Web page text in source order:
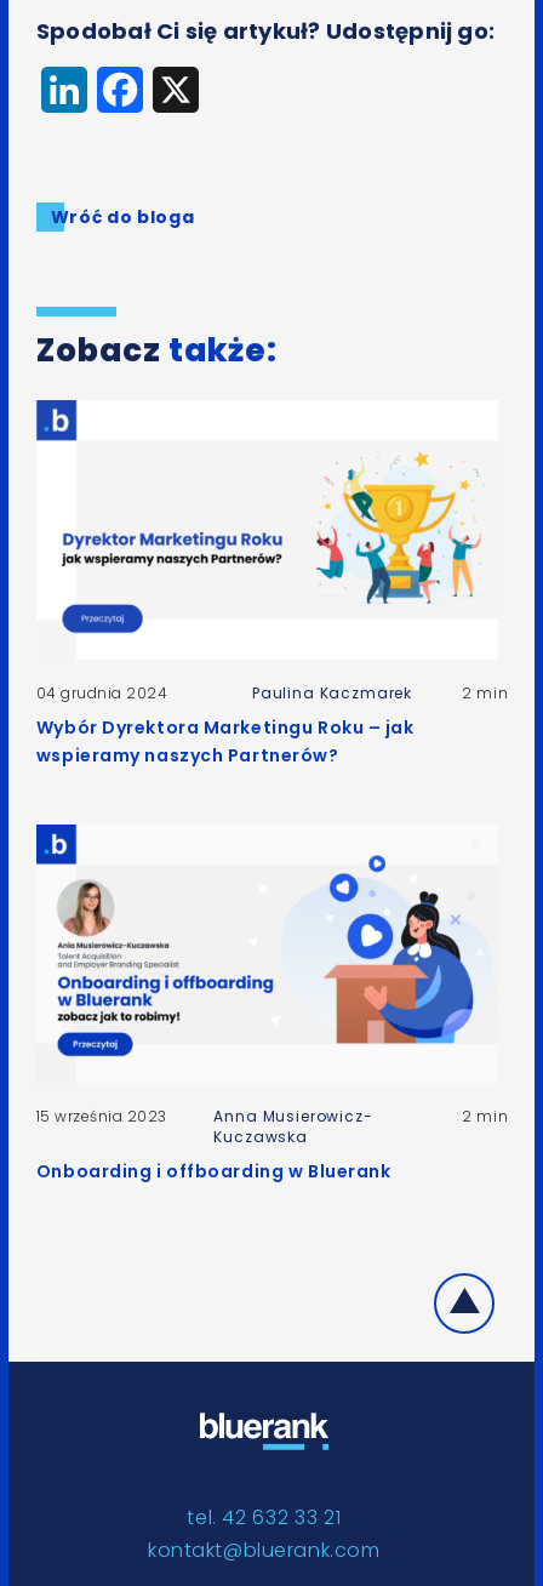
Spodobał Ci się artykuł? Udostępnij go:
LinkedInFacebook
Wróć do bloga
Zobacz także:
04 grudnia 2024 Paulina Kaczmarek 2 min
Wybór Dyrektora Marketingu Roku – jak
wspieramy naszych Partnerów?
15 września 2023
Anna Musierowicz-
Kuczawska
2 min
Onboarding i offboarding w Bluerank
tel. 42 632 33 21
kontakt@bluerank.com